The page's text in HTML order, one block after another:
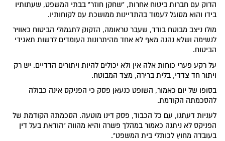
הדוק עם חברות ביטוח אחרות, "שחקן חוזר" בבתי המשפט, שעתותיו
בידו והוא מסוגל לעמוד בהתדיינות ממושכת עם לקוחותיו.
מולו ניצב מבוטח בודד, שעבר טראומה, הזקוק לתגמולי הביטוח כאוויר
לנשימה ושלא נהנה מאף לא אחד מהיתרונות העומדים לרשות תאגידי
הביטוח.
על רקע פערי כוחות אלה אין ולא יכולים להיות ויתורים הדדיים. יש רק
ויתור חד צדדי, בלית ברירה, מצד המבוטח.
בסופו של יום כאמור, השופט כנעאן פסק כי הפניקס אינה כבולה
להסכמתה הקודמת.
לעניות דעתנו, עם כל הכבוד, פסק דינו מוטעה. הסכמתה הקודמת של
הפניקס לא ניתנה כאמור במהלך פשרה והיא מהווה "הודאת בעל דין
בעובדה מחוץ לכותלי בית המשפט".